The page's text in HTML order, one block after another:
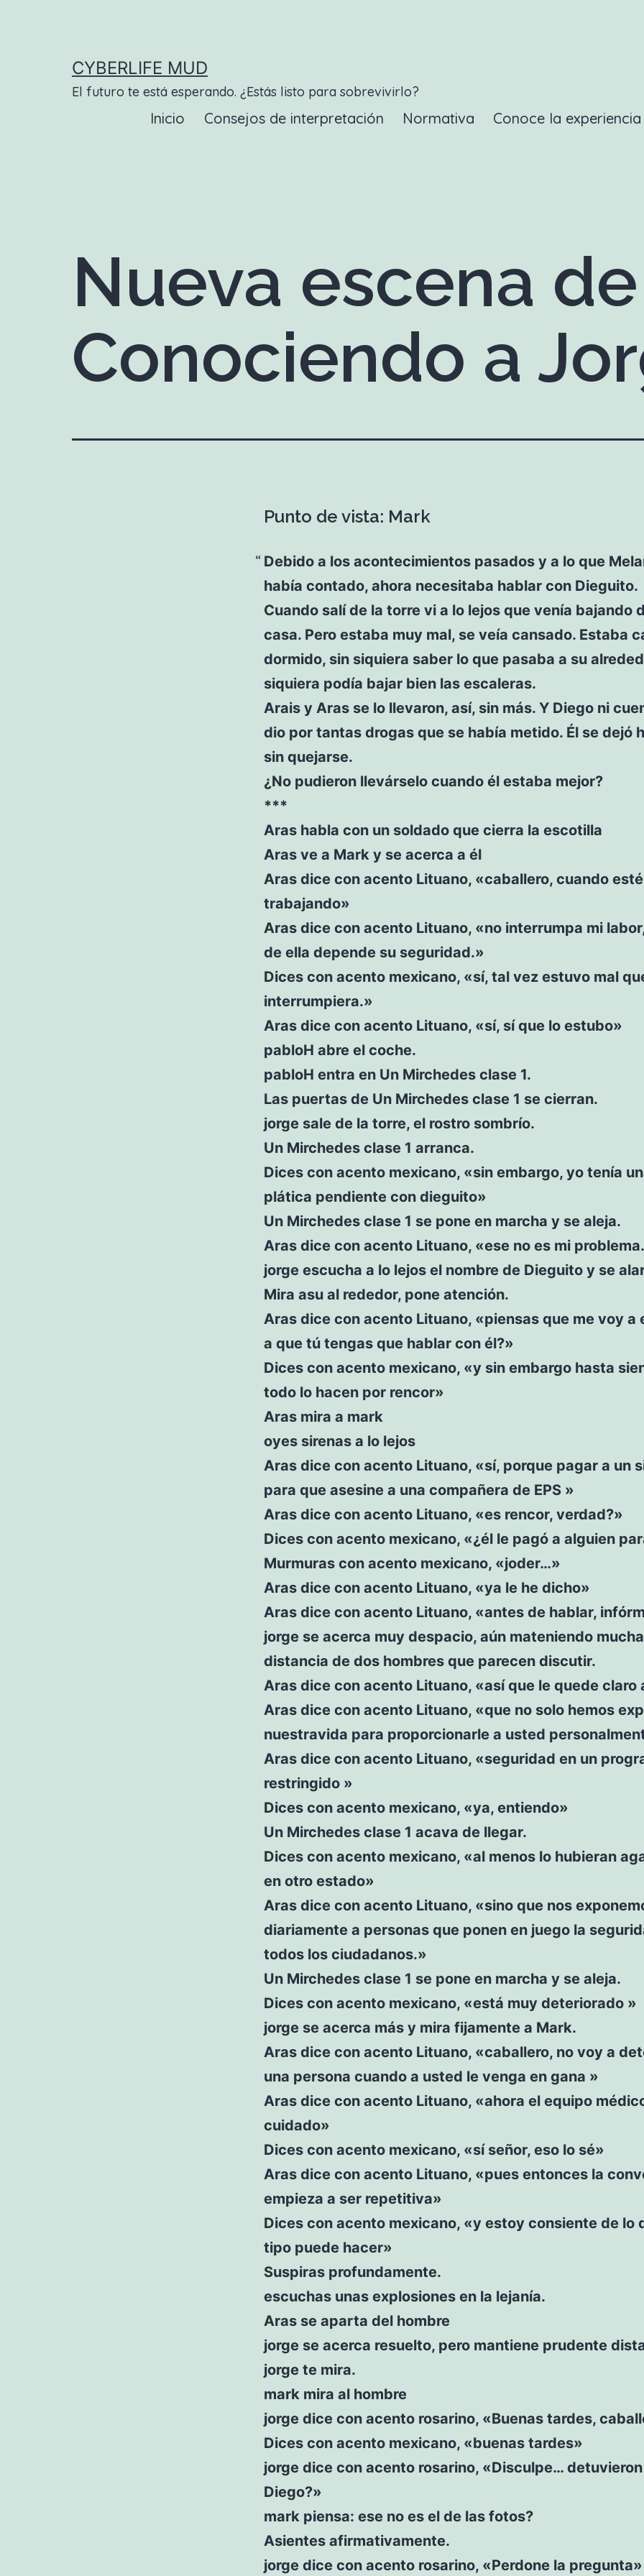
CYBERLIFE MUD
El futuro te está esperando. ¿Estás listo para sobrevivirlo?
Inicio Consejos de interpretación Normativa Conoce la
Nueva escena
Conociendo a
Punto de vista: Mark
Debido a los acontecimientos pasados y a lo que
había contado, ahora necesitaba hablar con Dieguito.
Cuando salí de la torre vi a lo lejos que venía bajando
casa. Pero estaba muy mal, se veía cansado. Estaba
dormido, sin siquiera saber lo que pasaba a su
siquiera podía bajar bien las escaleras.
Arais y Aras se lo llevaron, así, sin más. Y Diego ni
dio por tantas drogas que se había metido. Él se dejó
sin quejarse.
¿No pudieron llevárselo cuando él estaba mejor?
***
Aras habla con un soldado que cierra la escotilla
Aras ve a Mark y se acerca a él
Aras dice con acento Lituano, «caballero, cuando esté
trabajando»
Aras dice con acento Lituano, «no interrumpa mi
de ella depende su seguridad.»
Dices con acento mexicano, «sí, tal vez estuvo mal
interrumpiera.»
Aras dice con acento Lituano, «sí, sí que lo estubo»
pabloH abre el coche.
pabloH entra en Un Mirchedes clase 1.
Las puertas de Un Mirchedes clase 1 se cierran.
jorge sale de la torre, el rostro sombrío.
Un Mirchedes clase 1 arranca.
Dices con acento mexicano, «sin embargo, yo tenía
plática pendiente con dieguito»
Un Mirchedes clase 1 se pone en marcha y se aleja.
Aras dice con acento Lituano, «ese no es mi
jorge escucha a lo lejos el nombre de Dieguito y se
Mira asu al rededor, pone atención.
Aras dice con acento Lituano, «piensas que me voy a
a que tú tengas que hablar con él?»
Dices con acento mexicano, «y sin embargo hasta
todo lo hacen por rencor»
Aras mira a mark
oyes sirenas a lo lejos
Aras dice con acento Lituano, «sí, porque pagar a un
para que asesine a una compañera de EPS »
Aras dice con acento Lituano, «es rencor, verdad?»
Dices con acento mexicano, «¿él le pagó a alguien
Murmuras con acento mexicano, «joder…»
Aras dice con acento Lituano, «ya le he dicho»
Aras dice con acento Lituano, «antes de hablar,
jorge se acerca muy despacio, aún mateniendo mucha
distancia de dos hombres que parecen discutir.
Aras dice con acento Lituano, «así que le quede claro
Aras dice con acento Lituano, «que no solo hemos
nuestravida para proporcionarle a usted
Aras dice con acento Lituano, «seguridad en un
restringido »
Dices con acento mexicano, «ya, entiendo»
Un Mirchedes clase 1 acava de llegar.
Dices con acento mexicano, «al menos lo hubieran
en otro estado»
Aras dice con acento Lituano, «sino que nos
diariamente a personas que ponen en juego la
todos los ciudadanos.»
Un Mirchedes clase 1 se pone en marcha y se aleja.
Dices con acento mexicano, «está muy deteriorado »
jorge se acerca más y mira fijamente a Mark.
Aras dice con acento Lituano, «caballero, no voy a
una persona cuando a usted le venga en gana »
Aras dice con acento Lituano, «ahora el equipo
cuidado»
Dices con acento mexicano, «sí señor, eso lo sé»
Aras dice con acento Lituano, «pues entonces la
empieza a ser repetitiva»
Dices con acento mexicano, «y estoy consiente de lo
tipo puede hacer»
Suspiras profundamente.
escuchas unas explosiones en la lejanía.
Aras se aparta del hombre
jorge se acerca resuelto, pero mantiene prudente
jorge te mira.
mark mira al hombre
jorge dice con acento rosarino, «Buenas tardes,
Dices con acento mexicano, «buenas tardes»
jorge dice con acento rosarino, «Disculpe… detuvieron
Diego?»
mark piensa: ese no es el de las fotos?
Asientes afirmativamente.
jorge dice con acento rosarino, «Perdone la pregunta»